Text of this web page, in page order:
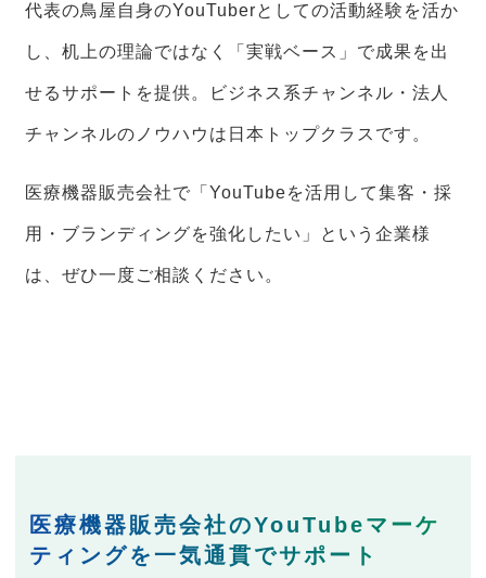
代表の鳥屋自身のYouTuberとしての活動経験を活か
し、机上の理論ではなく「実戦ベース」で成果を出
せるサポートを提供。ビジネス系チャンネル・法人
チャンネルのノウハウは日本トップクラスです。
医療機器販売会社で「YouTubeを活用して集客・採
用・ブランディングを強化したい」という企業様
は、ぜひ一度ご相談ください。
医療機器販売会社のYouTubeマーケ
ティングを一気通貫でサポート